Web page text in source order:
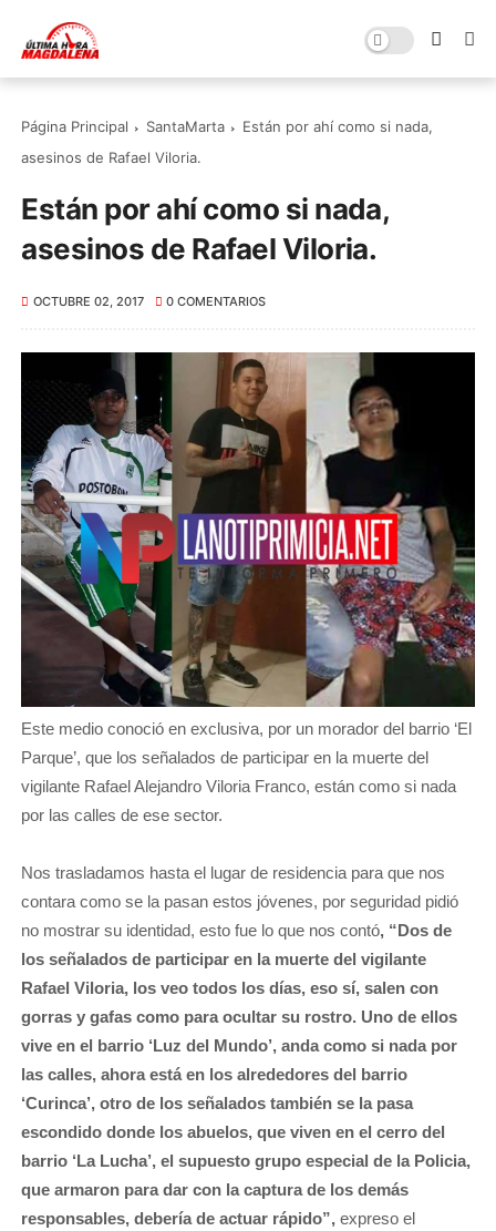
Página Principal SantaMarta
Están por ahí como si nada,
asesinos de Rafael Viloria.
Están por ahí como si nada,
asesinos de Rafael Viloria.
OCTUBRE 02, 2017 0 COMENTARIOS
Este medio conoció en exclusiva, por un morador del barrio ‘El
Parque’, que los señalados de participar en la muerte del
vigilante Rafael Alejandro Viloria Franco, están como si nada
por las calles de ese sector.
Nos trasladamos hasta el lugar de residencia para que nos
contara como se la pasan estos jóvenes, por seguridad pidió
no mostrar su identidad, esto fue lo que nos contó, “Dos de
los señalados de participar en la muerte del vigilante
Rafael Viloria, los veo todos los días, eso sí, salen con
gorras y gafas como para ocultar su rostro. Uno de ellos
vive en el barrio ‘Luz del Mundo’, anda como si nada por
las calles, ahora está en los alrededores del barrio
‘Curinca’, otro de los señalados también se la pasa
escondido donde los abuelos, que viven en el cerro del
barrio ‘La Lucha’, el supuesto grupo especial de la Policia,
que armaron para dar con la captura de los demás
responsables, debería de actuar rápido”, expreso el